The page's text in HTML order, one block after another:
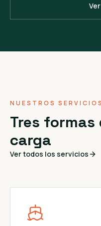
NUESTROS SERVICIOS
Tres formas
carga
Ver todos los servicios